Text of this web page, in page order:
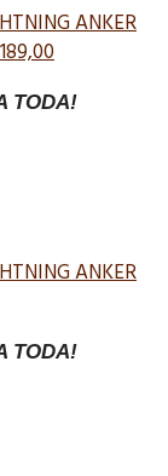
ANKER
189,00
TODA!
ANKER
TODA!